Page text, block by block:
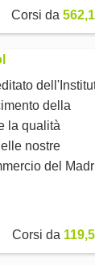
Corsi da
della
la qualità
nostre
del
Corsi da